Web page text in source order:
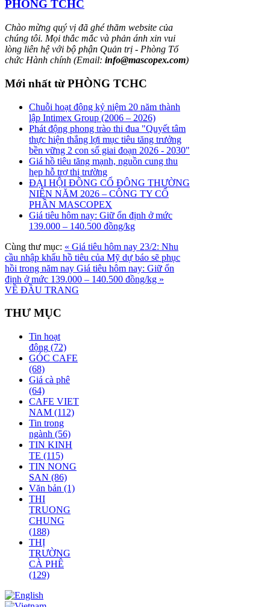
PHÒNG TCHC
Chào mừng quý vị đã ghé thăm website của
chúng tôi. Mọi thắc mắc và phản ánh xin vui
lòng liên hệ với bộ phận Quản trị - Phòng Tổ
chức Hành chính (Email: info@mascopex.com)
Mới nhất từ PHÒNG TCHC
Chuỗi hoạt động kỷ niệm 20 năm thành
lập Intimex Group (2006 – 2026)
Phát động phong trào thi đua "Quyết tâm
thực hiện thắng lợi mục tiêu tăng trưởng
bền vững 2 con số giai đoạn 2026 - 2030"
Giá hồ tiêu tăng mạnh, nguồn cung thu
hẹp hỗ trợ thị trường
ĐẠI HỘI ĐỒNG CỔ ĐÔNG THƯỜNG
NIÊN NĂM 2026 – CÔNG TY CỔ
PHẦN MASCOPEX
Giá tiêu hôm nay: Giữ ổn định ở mức
139.000 – 140.500 đồng/kg
Cùng thư mục: « Giá tiêu hôm nay 23/2: Nhu
cầu nhập khẩu hồ tiêu của Mỹ dự báo sẽ phục
hồi trong năm nay Giá tiêu hôm nay: Giữ ổn
định ở mức 139.000 – 140.500 đồng/kg »
VỀ ĐẦU TRANG
THƯ MỤC
Tin hoạt
động (72)
GÓC CAFE
(68)
Giá cà phê
(64)
CAFE VIET
NAM (112)
Tin trong
ngành (56)
TIN KINH
TE (115)
TIN NONG
SAN (86)
Văn bản (1)
THI
TRUONG
CHUNG
(188)
THỊ
TRƯỜNG
CÀ PHÊ
(129)